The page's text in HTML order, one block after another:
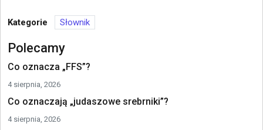
Kategorie Słownik
Polecamy
Co oznacza „FFS”?
4 sierpnia, 2026
Co oznaczają „judaszowe srebrniki”?
4 sierpnia, 2026